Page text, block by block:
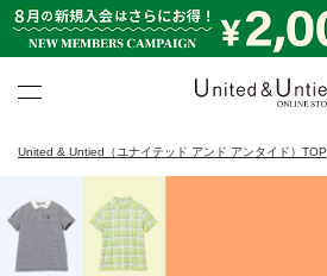
United & Untied（ユナイテッド アンド アンタイド）TOP